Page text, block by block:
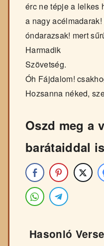
érc ne tépje a lelkes
a nagy
óndarazsak! mert
Harmadik
Szövetség.
Óh Fájdalom!
Hozsanna néked,
Oszd meg a
barátaiddal
Hasonló